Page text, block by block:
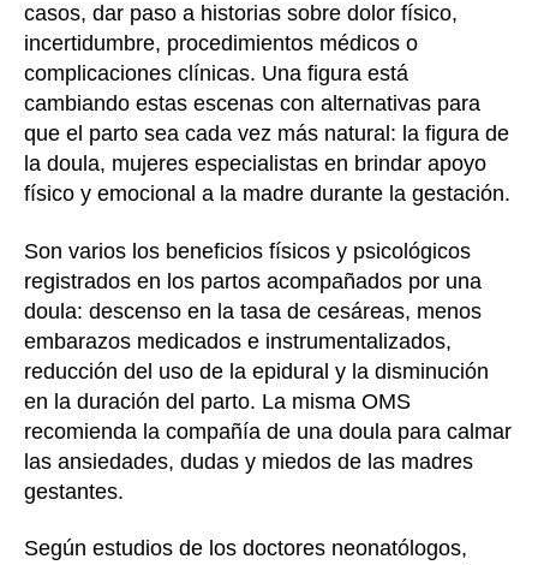
casos, dar paso a historias sobre dolor físico,
incertidumbre, procedimientos médicos o
complicaciones clínicas. Una figura está
cambiando estas escenas con alternativas para
que el parto sea cada vez más natural: la figura de
la doula, mujeres especialistas en brindar apoyo
físico y emocional a la madre durante la gestación.
Son varios los beneficios físicos y psicológicos
registrados en los partos acompañados por una
doula: descenso en la tasa de cesáreas, menos
embarazos medicados e instrumentalizados,
reducción del uso de la epidural y la disminución
en la duración del parto. La misma OMS
recomienda la compañía de una doula para calmar
las ansiedades, dudas y miedos de las madres
gestantes.
Según estudios de los doctores neonatólogos,